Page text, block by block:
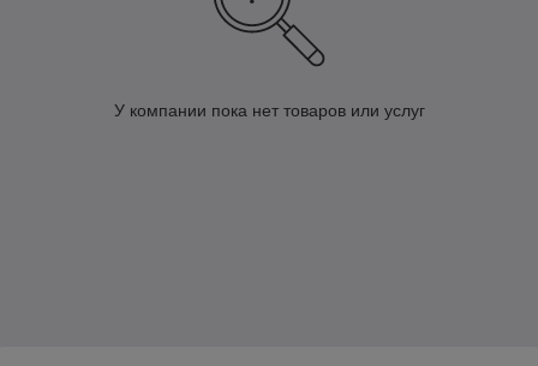
У компании пока нет товаров или услуг